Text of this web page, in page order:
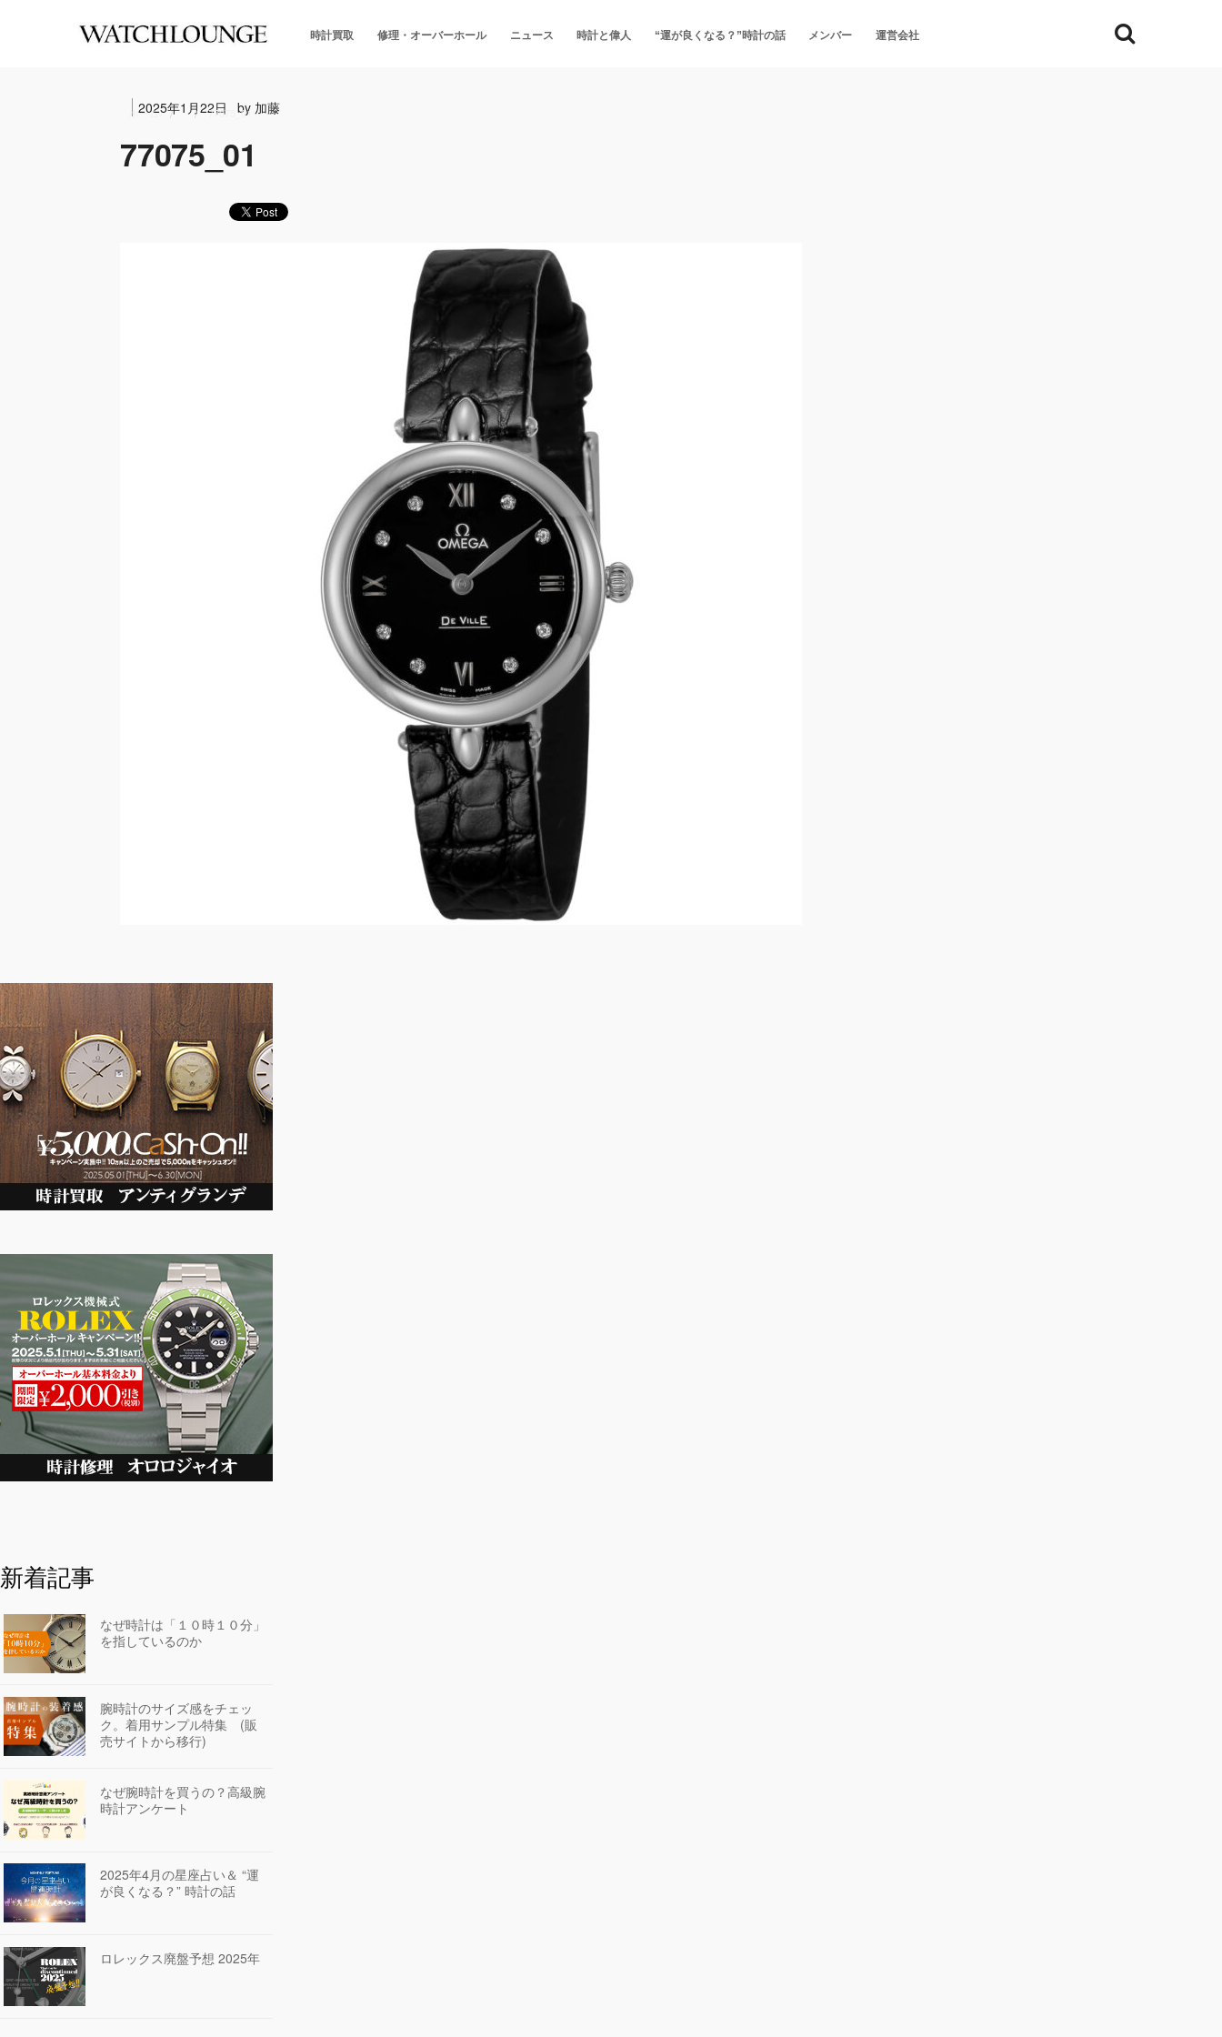
時計買取 修理・オーバーホール ニュース 時計と偉人 “運が良くなる？”時計の話 メンバー 運営会社
ホーム 77075_01
2025年1月22日 by 加藤
77075_01
新着記事
なぜ時計は「１０時１０分」
を指しているのか
腕時計のサイズ感をチェッ
ク。着用サンプル特集 (販
売サイトから移行)
なぜ腕時計を買うの？高級腕
時計アンケート
2025年4月の星座占い＆ “運
が良くなる？” 時計の話
ロレックス廃盤予想 2025年